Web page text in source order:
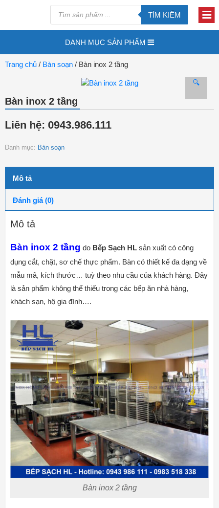
TÌM KIẾM
DANH MỤC SẢN PHẨM
Trang chủ / Bàn soạn / Bàn inox 2 tầng
🔍
Bàn inox 2 tầng
Liên hệ: 0943.986.111
Danh mục: Bàn soạn
Mô tả
Đánh giá (0)
Mô tả
Bàn inox 2 tầng do Bếp Sạch HL sản xuất có công
dụng cắt, chặt, sơ chế thực phẩm. Bàn có thiết kế đa dạng về
mẫu mã, kích thước… tuỳ theo nhu cầu của khách hàng. Đây
là sản phẩm không thể thiếu trong các bếp ăn nhà hàng,
khách sạn, hộ gia đình….
Bàn inox 2 tầng